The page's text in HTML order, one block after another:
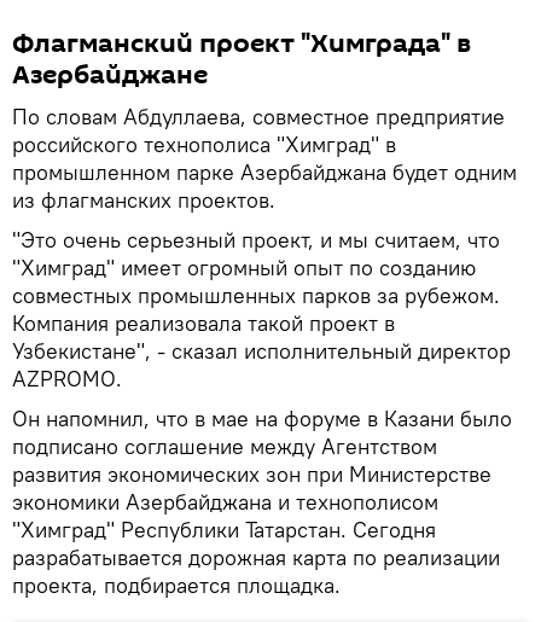
Флагманский проект "Химграда" в
Азербайджане
По словам Абдуллаева, совместное предприятие
российского технополиса "Химград" в
промышленном парке Азербайджана будет одним
из флагманских проектов.
"Это очень серьезный проект, и мы считаем, что
"Химград" имеет огромный опыт по созданию
совместных промышленных парков за рубежом.
Компания реализовала такой проект в
Узбекистане", - сказал исполнительный директор
AZPROMO.
Он напомнил, что в мае на форуме в Казани было
подписано соглашение между Агентством
развития экономических зон при Министерстве
экономики Азербайджана и технополисом
"Химград" Республики Татарстан. Сегодня
разрабатывается дорожная карта по реализации
проекта, подбирается площадка.